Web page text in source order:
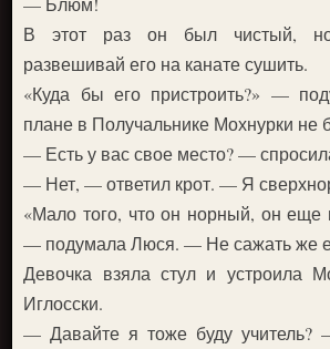
В этот раз он был чистый,
развешивай его на канате сушить.
«Куда бы его пристроить?» —
плане в Получальнике Мохнурки не
— Есть у вас свое место? —
— Нет, — ответил крот. — Я
«Мало того, что он норный, он еще
— подумала Люся. — Не сажать же
Девочка взяла стул и устроила
Иглосски.
— Давайте я тоже буду учитель?